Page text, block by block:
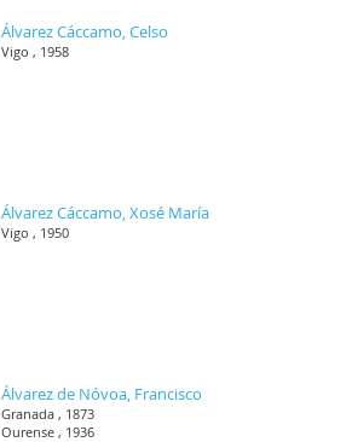
Álvarez Cáccamo, Celso
Vigo , 1958
Álvarez Cáccamo, Xosé María
Vigo , 1950
Álvarez de Nóvoa, Francisco
Granada , 1873
Ourense , 1936